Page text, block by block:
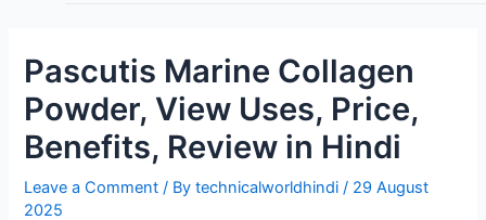
Pascutis Marine Collagen
Powder, View Uses, Price,
Benefits, Review in Hindi
Leave a Comment / Bytechnicalworldhindi/ 29 August
2025